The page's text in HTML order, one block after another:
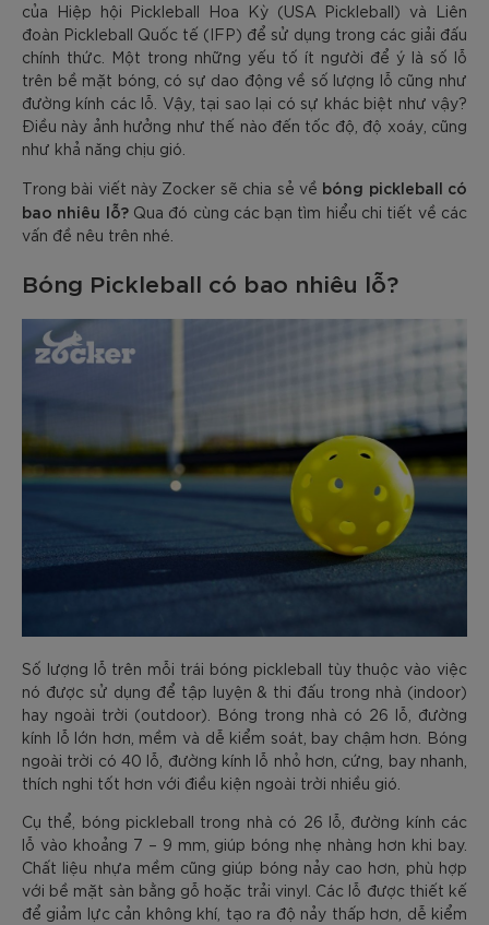
của Hiệp hội Pickleball Hoa Kỳ (USA Pickleball) và Liên
đoàn Pickleball Quốc tế (IFP) để sử dụng trong các giải đấu
chính thức. Một trong những yếu tố ít người để ý là số lỗ
trên bề mặt bóng, có sự dao động về số lượng lỗ cũng như
đường kính các lỗ. Vậy, tại sao lại có sự khác biệt như vậy?
Điều này ảnh hưởng như thế nào đến tốc độ, độ xoáy, cũng
như khả năng chịu gió.
Trong bài viết này Zocker sẽ chia sẻ về bóng pickleball có
bao nhiêu lỗ?Qua đó cùng các bạn tìm hiểu chi tiết về các
vấn đề nêu trên nhé.
Bóng Pickleball có bao nhiêu lỗ?
Số lượng lỗ trên mỗi trái bóng pickleball tùy thuộc vào việc
nó được sử dụng để tập luyện & thi đấu trong nhà (indoor)
hay ngoài trời (outdoor). Bóng trong nhà có 26 lỗ, đường
kính lỗ lớn hơn, mềm và dễ kiểm soát, bay chậm hơn. Bóng
ngoài trời có 40 lỗ, đường kính lỗ nhỏ hơn, cứng, bay nhanh,
thích nghi tốt hơn với điều kiện ngoài trời nhiều gió.
Cụ thể, bóng pickleball trong nhà có 26 lỗ, đường kính các
lỗ vào khoảng 7 – 9 mm, giúp bóng nhẹ nhàng hơn khi bay.
Chất liệu nhựa mềm cũng giúp bóng nảy cao hơn, phù hợp
với bề mặt sàn bằng gỗ hoặc trải vinyl. Các lỗ được thiết kế
để giảm lực cản không khí, tạo ra độ nảy thấp hơn, dễ kiểm